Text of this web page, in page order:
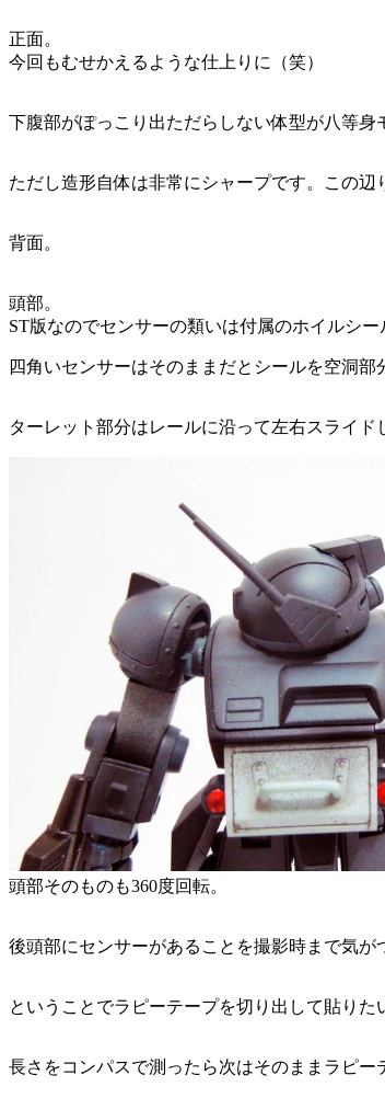
正面。
今回もむせかえるような仕上りに（笑）
下腹部がぽっこり出ただらしない体型が八等身
ただし造形自体は非常にシャープです。この
背面。
頭部。
ST版なのでセンサーの類いは付属のホイルシー
四角いセンサーはそのままだとシールを空洞
ターレット部分はレールに沿って左右スライド
頭部そのものも360度回転。
後頭部にセンサーがあることを撮影時まで気が
ということでラピーテープを切り出して貼り
長さをコンパスで測ったら次はそのままラピー